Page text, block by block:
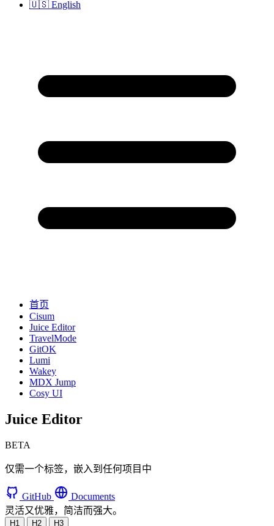
🇺🇸 English
首页
Cisum
Juice Editor
TravelMode
GitOK
Lumi
Wakey
MDX Jump
Cosy UI
Juice Editor
BETA
仅需一个标签，嵌入到任何项目中
GitHub
Documents
灵活又优雅，简洁而强大。
H1 H2
H3